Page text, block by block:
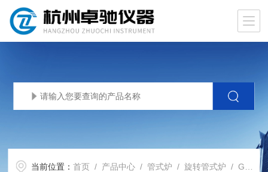
当前位置：首页 / 产品中心 /管式炉 /旋转管式炉 / GL1200KX大管径旋转管式炉